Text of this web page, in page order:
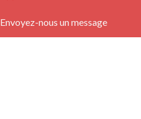
Envoyez-nous un message